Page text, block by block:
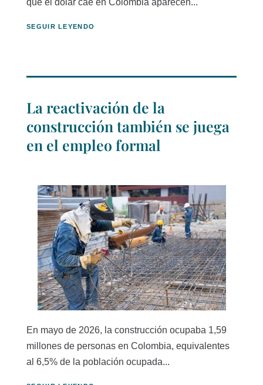
SEGUIR LEYENDO
La reactivación de la
construcción también se juega
en el empleo formal
En mayo de 2026, la construcción ocupaba 1,59
millones de personas en Colombia, equivalentes
al 6,5% de la población ocupada...